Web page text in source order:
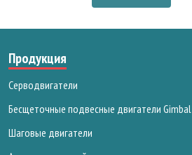
Продукция
Серводвигатели
Бесщеточные подвесные двигатели Gimbal
Шаговые двигатели